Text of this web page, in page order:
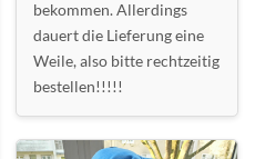
bekommen. Allerdings
dauert die Lieferung eine
Weile, also bitte rechtzeitig
bestellen!!!!!